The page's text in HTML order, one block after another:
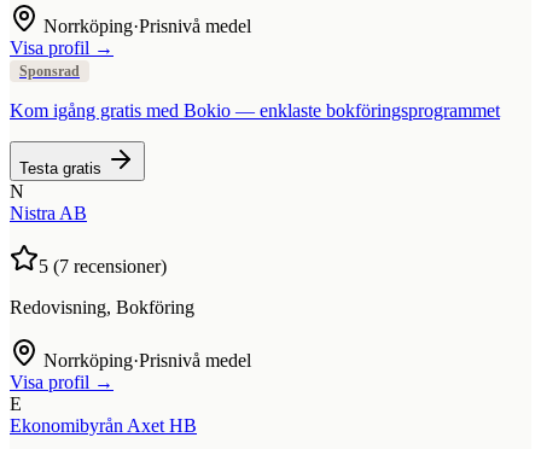
Norrköping·Prisnivå medel
Visa profil →
Sponsrad
Kom igång gratis med Bokio — enklaste bokföringsprogrammet
Testa gratis
N
Nistra AB
5 (7 recensioner)
Redovisning, Bokföring
Norrköping·Prisnivå medel
Visa profil →
E
Ekonomibyrån Axet HB